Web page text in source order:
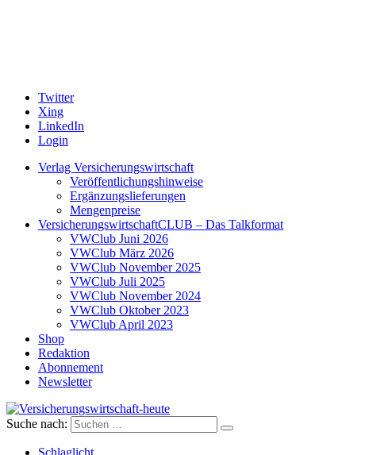
Twitter
Xing
LinkedIn
Login
Verlag Versicherungswirtschaft
Veröffentlichungshinweise
Ergänzungslieferungen
Mengenpreise
VersicherungswirtschaftCLUB – Das Talkformat
VWClub Juni 2026
VWClub März 2026
VWClub November 2025
VWClub Juli 2025
VWClub November 2024
VWClub Oktober 2023
VWClub April 2023
Shop
Redaktion
Abonnement
Newsletter
Versicherungswirtschaft-heute
Suche nach:
Schlaglicht